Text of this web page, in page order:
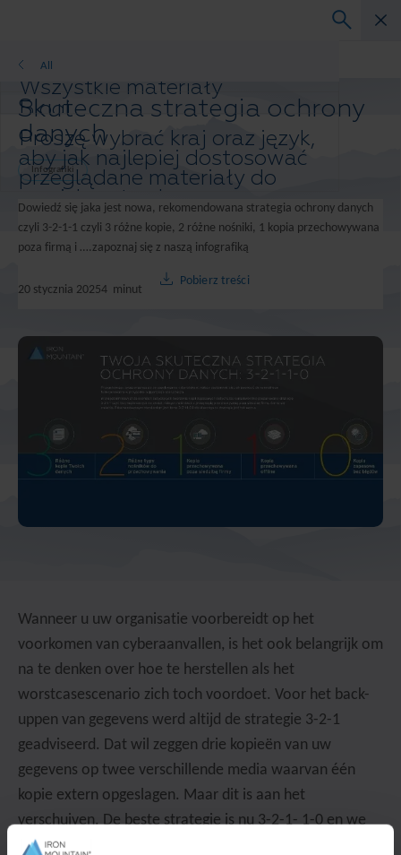
Wszystkie materiały
Blogi
Studium przypadku
Przewodniki po rozwiązaniach
Webinary
Biała księga
All
Proszę wybrać kraj oraz język,
aby jak najlepiej dostosować
przeglądane materiały do
swoich potrzeb.
Preferowany kraj i język:
Asia-Pacific and India
Europe and Southern Africa
Middle East North Africa And Turkey
Infografiki
Skuteczna strategia ochrony
danych
Infografiki
Dowiedź się jaka jest nowa, rekomendowana strategia ochrony danych
czyli 3-2-1-1 czyli 3 różne kopie, 2 różne nośniki, 1 kopia przechowywana
poza firmą i ….zapoznaj się z naszą infografiką
20 stycznia 20254 minut
Pobierz treści
Wanneer u uw organisatie voorbereidt op het
voorkomen van cyberaanvallen, is het ook belangrijk om
na te denken over hoe te herstellen als het
worstcasescenario zich toch voordoet. Voor het back-
uppen van gegevens werd altijd de strategie 3-2-1
geadviseerd. Dat wil zeggen drie kopieën van uw
gegevens op twee verschillende media waarvan één
kopie extern opgeslagen. Maar dit is aan het
verschuiven. De beste strategie is nu 3-2-1- 1-0 en we
leggen u uit waarom.